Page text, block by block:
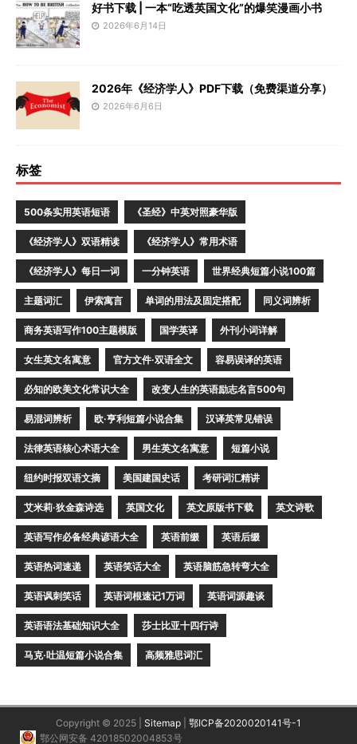
好书下载 | 一本“吃透英国文化”的爆笑漫画小书
2026年6月14日
2026年《经济学人》PDF下载（免费渠道分享）
2026年6月6日
标签
500条实用英语短语 《圣经》中英对照豪华版
《经济学人》双语精读 《经济学人》常用术语
《经济学人》每日一词 一分钟英语 世界经典短篇小说100篇
主题词汇 伊索寓言 单词的用法及固定搭配 同义词辨析
商务英语写作100主题模版 国学英译 外刊小词详解
女生英文名寓意 官方文件·双语全文 容易误译的英语
必知的欧美文化常识大全 改变人生的英语励志名言500句
易混词辨析 欧·亨利短篇小说合集 汉译英常见错误
法律英语核心术语大全 男生英文名寓意 短篇小说
纽约时报双语文摘 美国建国史话 考研词汇精讲
艾米莉·狄金森诗选 英国文化 英文原版书下载 英文诗歌
英语写作必备经典谚语大全 英语前缀 英语后缀
英语热词速递 英语笑话大全 英语脑筋急转弯大全
英语讽刺笑话 英语词根速记1万词 英语词源趣谈
英语语法基础知识大全 莎士比亚十四行诗
马克·吐温短篇小说合集 高频雅思词汇
Copyright © 2025 | Sitemap
鄂ICP备2020020141号-1
鄂公网安备 42018502004853号